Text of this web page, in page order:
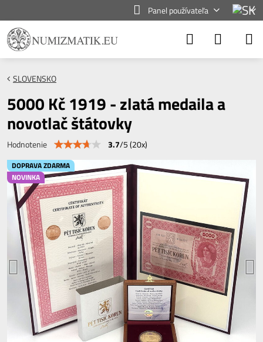
Panel používateľa
DOPRAVA ZDARMA
NOVINKA
SLOVENSKO
5000 Kč 1919 - zlatá medaila a
novotlač štátovky
Hodnotenie 3.7/5(20x)